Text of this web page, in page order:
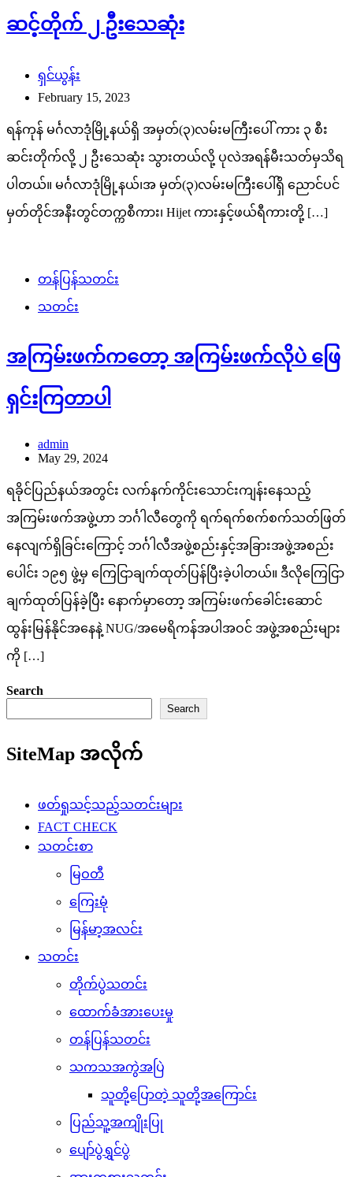
ဆင့်တိုက် ၂ ဦးသေဆုံး
ရှင်ယွန်း
February 15, 2023
ရန်ကုန် မင်္ဂလာဒုံမြို့နယ်ရှိ အမှတ်(၃)လမ်းမကြီးပေါ် ကား ၃ စီး
ဆင်းတိုက်လို့ ၂ ဦးသေဆုံး သွားတယ်လို့ ပုလဲအရန်မီးသတ်မှသိရ
ပါတယ်။ မင်္ဂလာဒုံမြို့နယ်၊အ မှတ်(၃)လမ်းမကြီးပေါ်ရှိ ညောင်ပင်
မှတ်တိုင်အနီးတွင်တက္ကစီကား၊ Hijet ကားနှင့်ဖယ်ရီကားတို့ […]
တန်ပြန်သတင်း
သတင်း
အကြမ်းဖက်ကတော့ အကြမ်းဖက်လိုပဲ ဖြေ
ရှင်းကြတာပါ
admin
May 29, 2024
ရခိုင်ပြည်နယ်အတွင်း လက်နက်ကိုင်းသောင်းကျန်းနေသည့်
အကြမ်းဖက်အဖွဲ့ဟာ ဘင်္ဂါလီတွေကို ရက်ရက်စက်စက်သတ်ဖြတ်
နေလျက်ရှိခြင်းကြောင့် ဘင်္ဂါလီအဖွဲ့စည်းနှင့်အခြားအဖွဲ့အစည်း
ပေါင်း ၁၉၅ ဖွဲ့မှ ကြေငြာချက်ထုတ်ပြန်ပြီးခဲ့ပါတယ်။ ဒီလိုကြေငြာ
ချက်ထုတ်ပြန်ခဲ့ပြီး နောက်မှာတော့ အကြမ်းဖက်ခေါင်းဆောင်
ထွန်းမြန်နိုင်အနေနဲ့ NUG/အမေရိကန်အပါအဝင် အဖွဲ့အစည်းများ
ကို […]
Search
Search
SiteMap အလိုက်
ဖတ်ရှုသင့်သည့်သတင်းများ
FACT CHECK
သတင်းစာ
မြဝတီ
ကြေးမုံ
မြန်မာ့အလင်း
သတင်း
တိုက်ပွဲသတင်း
ထောက်ခံအားပေးမှု
တန်ပြန်သတင်း
သကသအကွဲအပြဲ
သူတို့ပြောတဲ့ သူတို့အကြောင်း
ပြည်သူ့အကျိုးပြု
ပျော်ပွဲရွှင်ပွဲ